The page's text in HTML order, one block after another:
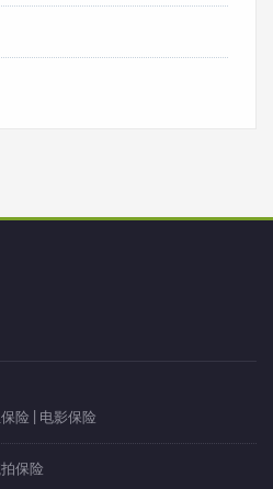
险 | 电影保险
保险